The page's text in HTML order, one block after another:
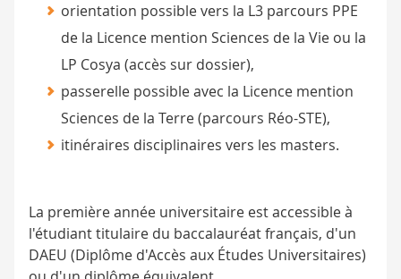
orientation possible vers la L3 parcours PPE
de la Licence mention Sciences de la Vie ou la
LP Cosya (accès sur dossier),
passerelle possible avec la Licence mention
Sciences de la Terre (parcours Réo-STE),
itinéraires disciplinaires vers les masters.
La première année universitaire est accessible à
l'étudiant titulaire du baccalauréat français, d'un
DAEU (Diplôme d'Accès aux Études Universitaires)